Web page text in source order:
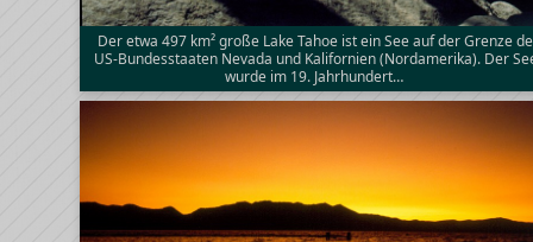
Der etwa 497 km² große Lake Tahoe ist ein See auf der Grenze
US-Bundesstaaten Nevada und Kalifornien (Nordamerika). Der
wurde im 19. Jahrhundert…